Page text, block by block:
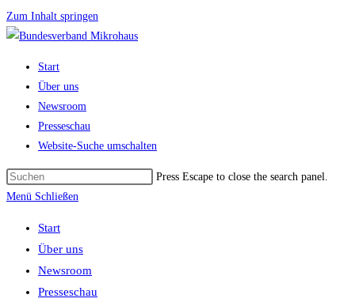
Zum Inhalt springen
Start
Über uns
Newsroom
Presseschau
Website-Suche umschalten
Press Escape to close the search panel.
Menü Schließen
Start
Über uns
Newsroom
Presseschau